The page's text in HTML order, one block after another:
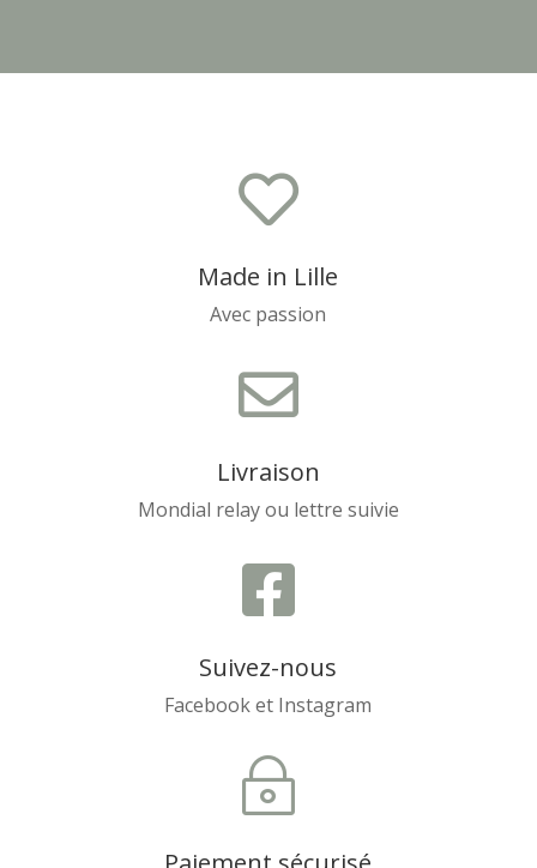

Made in Lille
Avec passion

Livraison
Mondial relay ou lettre suivie

Suivez-nous
Facebook et Instagram
~